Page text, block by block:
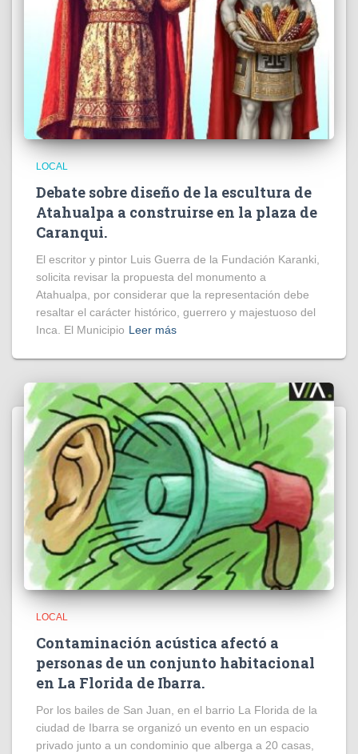
LOCAL
Debate sobre diseño de la escultura de
Atahualpa a construirse en la plaza de
Caranqui.
El escritor y pintor Luis Guerra de la Fundación Karanki,
solicita revisar la propuesta del monumento a
Atahualpa, por considerar que la representación debe
resaltar el carácter histórico, guerrero y majestuoso del
Inca. El Municipio Leer más
LOCAL
Contaminación acústica afectó a
personas de un conjunto habitacional
en La Florida de Ibarra.
Por los bailes de San Juan, en el barrio La Florida de la
ciudad de Ibarra se organizó un evento en un espacio
privado junto a un condominio que alberga a 20 casas,